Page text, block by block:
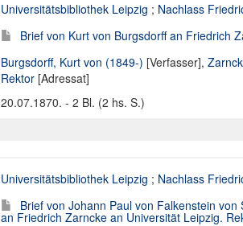
Universitätsbibliothek Leipzig ; Nachlass
Brief von Kurt von Burgsdorff an Friedrich
Burgsdorff, Kurt von (1849-) [Verfasser],
Rektor [Adressat]
20.07.1870. - 2 Bl. (2 hs. S.)
Universitätsbibliothek Leipzig ; Nachlass
Brief von Johann Paul von Falkenstein
an Friedrich Zarncke an Universität Leipzig.